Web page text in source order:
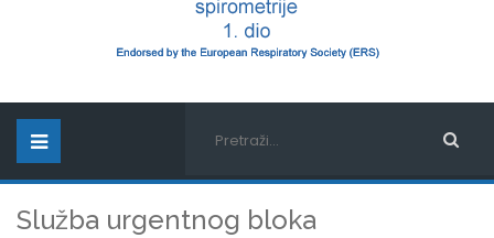
Služba urgentnog bloka